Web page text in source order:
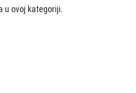
u ovoj kategoriji.